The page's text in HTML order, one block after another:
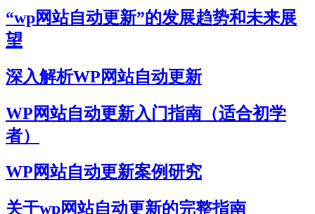
“wp网站自动更新”的发展趋势和未来展
望
深入解析WP网站自动更新
WP网站自动更新入门指南（适合初学
者）
WP网站自动更新案例研究
关于wp网站自动更新的完整指南